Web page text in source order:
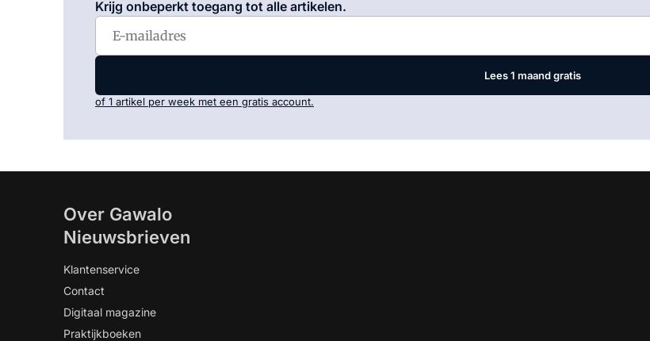
Krijg onbeperkt toegang tot alle artikelen.
Lees 1 maand gratis
of 1 artikel per week met een gratis account.
Over Gawalo
Nieuwsbrieven
Klantenservice
Contact
Digitaal magazine
Praktijkboeken